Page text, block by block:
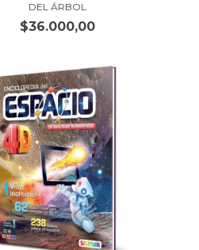
DEL ÁRBOL
$36.000,00